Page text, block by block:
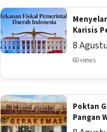
Karisis
8
60 views
Poktan
Pangan